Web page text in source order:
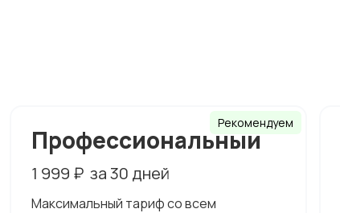
Рекомендуем
Профессиональный
1 999 ₽ за 30 дней
Максимальный тариф со всем